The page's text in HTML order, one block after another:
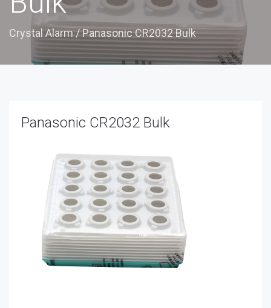
Crystal Alarm/Panasonic CR2032 Bulk
Panasonic CR2032 Bulk